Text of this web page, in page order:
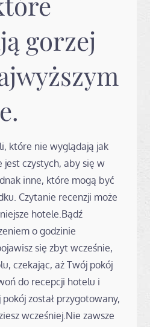
gorzej
które nie wyglądają jak
jest czystych, aby się w
inne, które mogą być
Czytanie recenzji może
hotele.Bądź
o godzinie
się zbyt wcześnie,
czekając, aż Twój pokój
do recepcji hotelu i
został przygotowany,
wcześniej.Nie zawsze